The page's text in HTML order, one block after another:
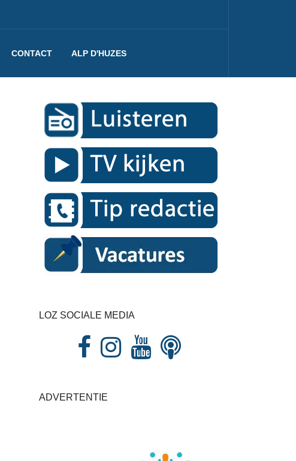
CONTACT ALP D'HUZES
LOZ SOCIALE MEDIA
ADVERTENTIE